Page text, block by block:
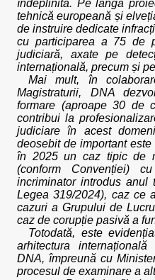
îndeplinită. Pe lângă
tehnică europeană și
de instruire dedicate
cu participarea a 75 de
judiciară, axate pe
internațională, precum și
Mai mult, în
Magistraturii, DNA
formare (aproape 30 de
contribui la
judiciare în acest
deosebit de important
în 2025 un caz tipic de
(conform Convenției)
incriminator introdus
Legea 319/2024), caz ce
cazuri a Grupului de
caz de corupție pasivă a
Totodată, este
arhitectura
DNA, împreună cu
procesul de examinare a